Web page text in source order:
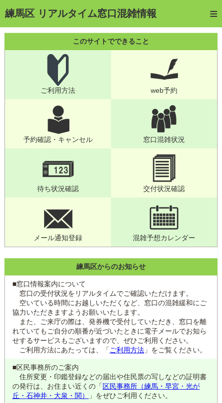
練馬区 リアルタイム窓口混雑情報
トップページ
ご利用方法
web予約
予約確認・キャンセル
窓口混雑状況
待ち状況確認
交付状況確認
混雑予想カレンダー
このサイトでできること
ご利用方法 web予約
予約確認・キャンセル 窓口混雑状況
待ち状況確認 交付状況確認
メール通知登録 混雑予想カレンダー
練馬区からのお知らせ
■窓口情報案内について
窓口の受付状況をリアルタイムでご確認いただけます。
空いている時間にお越しいただくなど、窓口の混雑緩和にご
協力いただきますようお願いいたします。
また、ご来庁の際は、発券機で受付していただき、窓口を離
れていてもご自分の順番が近づいたときに電子メールでお知ら
せするサービスもございますので、ぜひご利用ください。
ご利用方法にあたっては、「 ご利用方法 」をご覧ください。
■区民事務所のご案内
住所変更・印鑑登録などの届出や住民票の写しなどの証明書
の発行は、お住まい近くの「 区民事務所（練馬・早宮・光が
丘・石神井・大泉・関）
」をぜひご利用ください。